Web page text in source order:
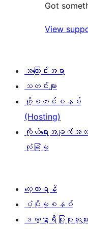
ချက်
စောင်
Got
View
အကြောင်းအရာ
သတင်းများ
ဟို့စတင်းစနစ်
(Hosting)
ကိုယ်ရေးအချက်အ
လုံခြုံမှု
လေ့လာရန်
ပံ့ပိုးမှုစနစ်
ဒဏ္ဍာရီပြုစုသူမျာ